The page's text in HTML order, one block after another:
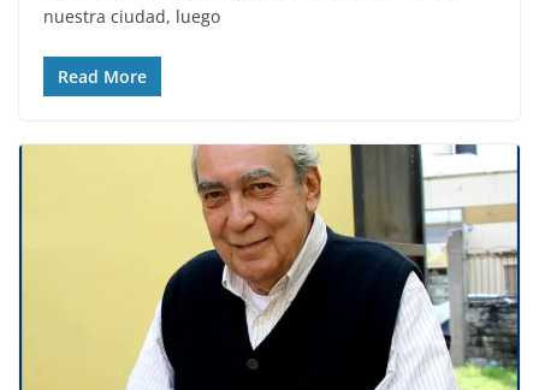
nuestra ciudad, luego
Read More